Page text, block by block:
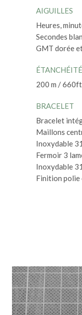
AIGUILLES
Heures,
Secondes
GMT dorée
ÉTANCHÉITÉ
200 m / 660ft
BRACELET
Bracelet
Maillons
Inoxydable
Fermoir 3
Inoxydable
Finition polie